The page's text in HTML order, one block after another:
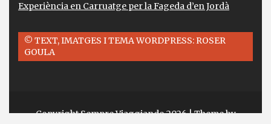
Experiència en Carruatge per la Fageda d’en Jordà
© TEXT, IMATGES I TEMA WORDPRESS: ROSER
GOULA
Copyright Sempre Viaggiando 2026| Theme by